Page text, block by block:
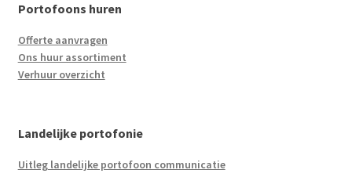
Portofoons huren
Offerte aanvragen
Ons huur assortiment
Verhuur overzicht
Landelijke portofonie
Uitleg landelijke portofoon communicatie